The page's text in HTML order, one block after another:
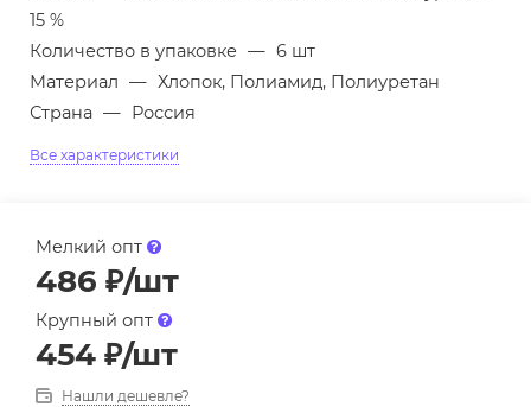
15 %
Количество в упаковке — 6 шт
Материал — Хлопок, Полиамид, Полиуретан
Страна — Россия
Все характеристики
Мелкий опт
486 ₽/шт
Крупный опт
454 ₽/шт
Нашли дешевле?